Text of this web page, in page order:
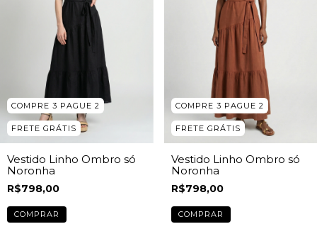
COMPRE 3 PAGUE 2
FRETE GRÁTIS
Vestido Linho Ombro só
Noronha
R$798,00
COMPRAR
COMPRE 3 PAGUE 2
FRETE GRÁTIS
Vestido Linho Ombro só
Noronha
R$798,00
COMPRAR